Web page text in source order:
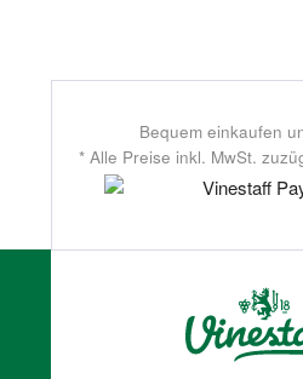
Bequem einkaufen
* Alle Preise inkl. MwSt.